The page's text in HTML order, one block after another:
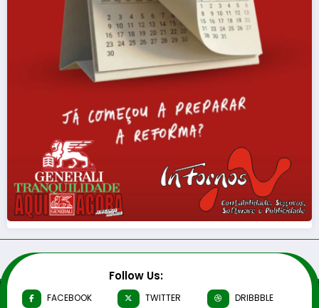
Follow Us:
FACEBOOK TWITTER
DRIBBBLE